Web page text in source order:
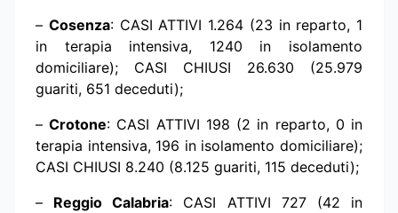
– Cosenza: CASI ATTIVI 1.264 (23 in reparto, 1
in terapia intensiva, 1240 in isolamento
domiciliare); CASI CHIUSI 26.630 (25.979
guariti, 651 deceduti);
–Crotone: CASI ATTIVI 198 (2 in reparto, 0 in
terapia intensiva, 196 in isolamento domiciliare);
CASI CHIUSI 8.240 (8.125 guariti, 115 deceduti);
– Reggio Calabria: CASI ATTIVI 727 (42 in